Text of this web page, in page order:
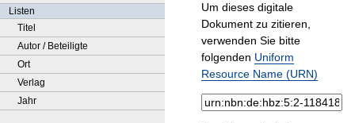
Listen
Titel
Autor / Beteiligte
Ort
Verlag
Jahr
Um dieses digitale
Dokument zu zitieren,
verwenden Sie bitte
folgenden Uniform
Resource Name (URN)